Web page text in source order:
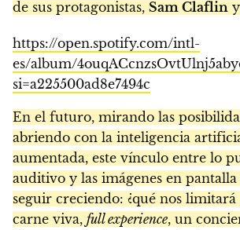
de sus protagonistas, Sam Claflin y
https://open.spotify.com/intl-
es/album/
si=a225500ad8e7494c
En el futuro, mirando las
abriendo con la inteligencia
aumentada, este vínculo entre lo
auditivo y las imágenes en
seguir creciendo: ¿qué nos
carne viva, full experience, un